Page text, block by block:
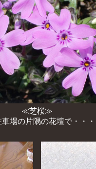
≪芝桜≫
車場の片隅の花壇で・・・